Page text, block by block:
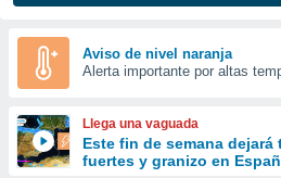
y
forma
digital
basada
Aviso de nivel naranja
Alerta importante por altas
Llega una vaguada
Este fin de semana
fuertes y granizo en